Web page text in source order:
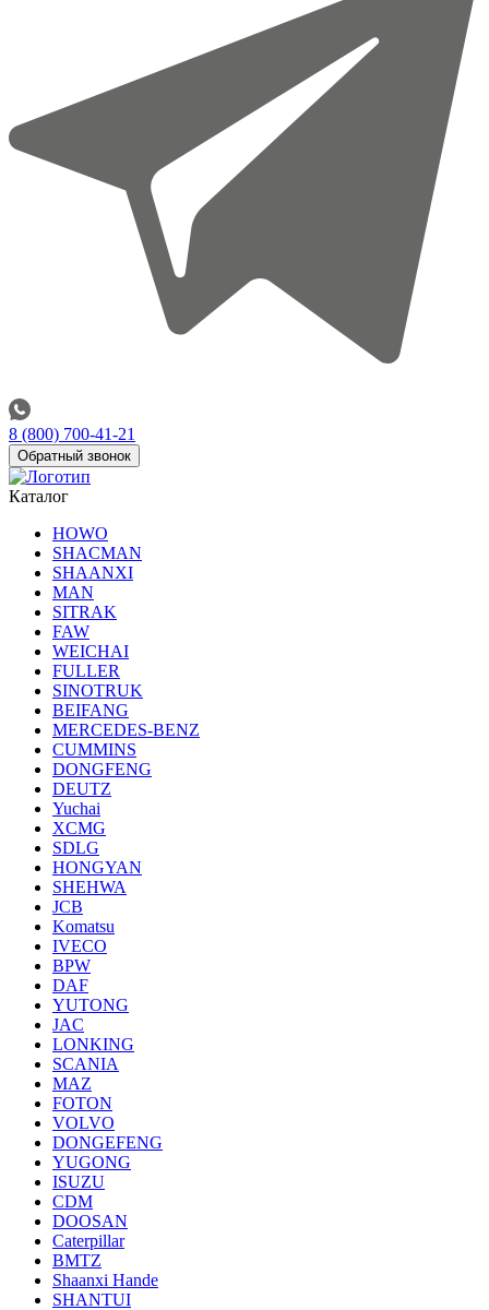
8 (800) 700-41-21
Обратный звонок
Каталог
HOWO
SHACMAN
SHAANXI
MAN
SITRAK
FAW
WEICHAI
FULLER
SINOTRUK
BEIFANG
MERCEDES-BENZ
CUMMINS
DONGFENG
DEUTZ
Yuchai
XCMG
SDLG
HONGYAN
SHEHWA
JCB
Komatsu
IVECO
BPW
DAF
YUTONG
JAC
LONKING
SCANIA
MAZ
FOTON
VOLVO
DONGEFENG
YUGONG
ISUZU
CDM
DOOSAN
Caterpillar
BMTZ
Shaanxi Hande
SHANTUI